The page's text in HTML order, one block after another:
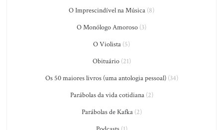
O Imprescindível na Música (8)
O Monólogo Amoroso (3)
O Violista (5)
Obituário(21)
Os 50 maiores livros (uma antologia pessoal)(34)
Parábolas da vida cotidiana(2)
Parábolas de Kafka(2)